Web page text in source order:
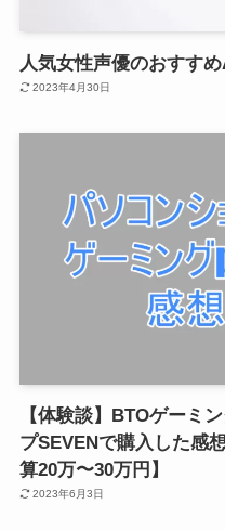
人気女性声優のおすす
2023年4月30日
【体験談】BTOゲーミ
プSEVENで購入した感
算20万〜30万円】
2023年6月3日